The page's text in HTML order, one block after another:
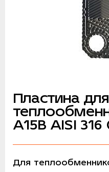
Пластина для
A15B AISI
Для